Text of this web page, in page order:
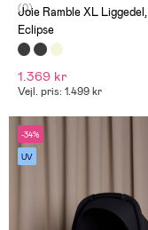
(0)
Joie Ramble XL Liggedel,
Eclipse
1.369 kr
Vejl. pris: 1.499 kr
-34%
UV